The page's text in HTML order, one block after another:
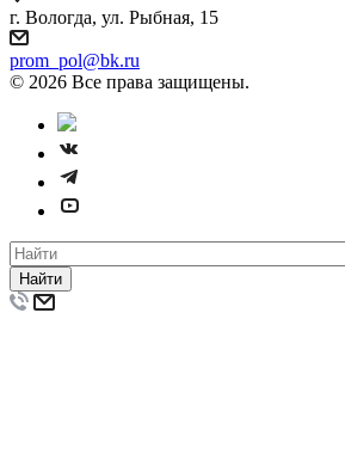
г. Вологда, ул. Рыбная, 15
prom_pol@bk.ru
© 2026 Все права защищены.
Найти